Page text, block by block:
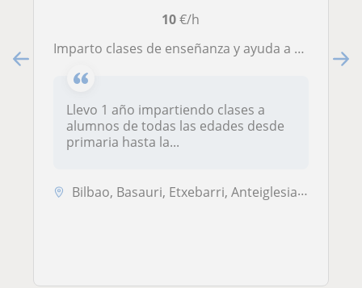
10€/h
Imparto clases de enseñanza y ayuda a alumnos de Primaria y Eso
Llevo 1 año impartiendo clases a
alumnos de todas las edades desde
primaria hasta la...
Bilbao, Basauri, Etxebarri, Anteiglesia de San Esteban-Etxebarri Do, ...